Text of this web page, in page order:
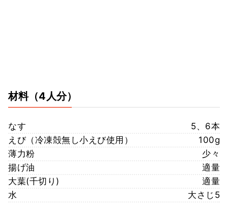
材料（4人分）
なす
5、6本
えび（冷凍殻無し小えび使用）
100g
薄力粉
少々
揚げ油
適量
大葉(千切り)
適量
水
大さじ5